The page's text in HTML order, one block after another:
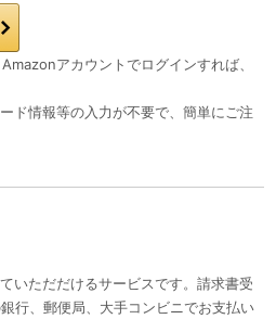
アカウントでログインすれば、
ド情報等の入力が不要で、簡単にご注
いただだけるサービスです。請求書受
行、郵便局、大手コンビニでお支払い